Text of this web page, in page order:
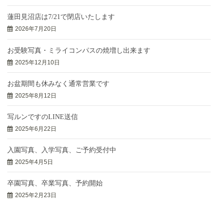
蓮田見沼店は7/21で閉店いたします
2026年7月20日
お受験写真・ミライコンパスの焼増し出来ます
2025年12月10日
お盆期間も休みなく通常営業です
2025年8月12日
写ルンですのLINE送信
2025年6月22日
入園写真、入学写真、ご予約受付中
2025年4月5日
卒園写真、卒業写真、予約開始
2025年2月23日